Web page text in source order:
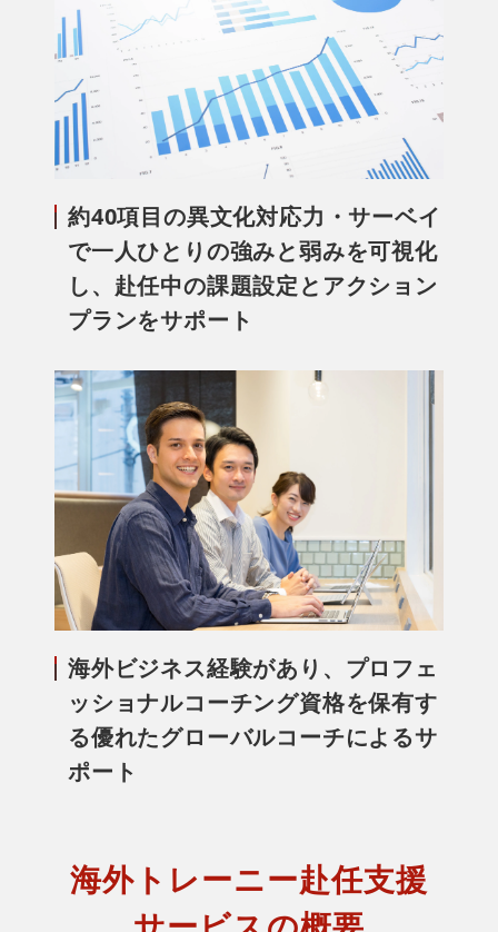
約40項目の異文化対応力・サーベイ
で一人ひとりの強みと弱みを可視化
し、赴任中の課題設定とアクション
プランをサポート
海外ビジネス経験があり、プロフェ
ッショナルコーチング資格を保有す
る優れたグローバルコーチによるサ
ポート
海外トレーニー赴任支援